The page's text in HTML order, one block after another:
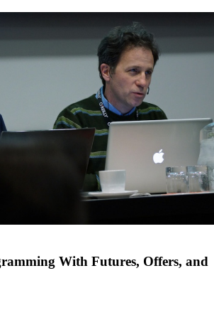
With Futures, Offers, and